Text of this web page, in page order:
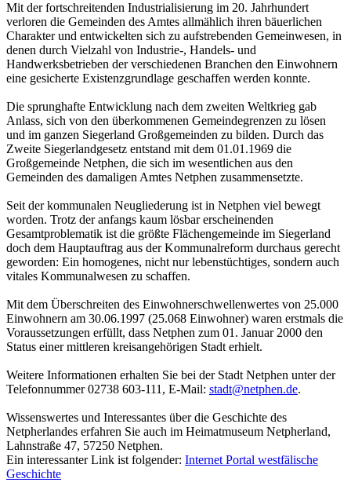
Mit der fortschreitenden Industrialisierung im 20. Jahrhundert
verloren die Gemeinden des Amtes allmählich ihren bäuerlichen
Charakter und entwickelten sich zu aufstrebenden Gemeinwesen, in
denen durch Vielzahl von Industrie-, Handels- und
Handwerksbetrieben der verschiedenen Branchen den Einwohnern
eine gesicherte Existenzgrundlage geschaffen werden konnte.
Die sprunghafte Entwicklung nach dem zweiten Weltkrieg gab
Anlass, sich von den überkommenen Gemeindegrenzen zu lösen
und im ganzen Siegerland Großgemeinden zu bilden. Durch das
Zweite Siegerlandgesetz entstand mit dem 01.01.1969 die
Großgemeinde Netphen, die sich im wesentlichen aus den
Gemeinden des damaligen Amtes Netphen zusammensetzte.
Seit der kommunalen Neugliederung ist in Netphen viel bewegt
worden. Trotz der anfangs kaum lösbar erscheinenden
Gesamtproblematik ist die größte Flächengemeinde im Siegerland
doch dem Hauptauftrag aus der Kommunalreform durchaus gerecht
geworden: Ein homogenes, nicht nur lebenstüchtiges, sondern auch
vitales Kommunalwesen zu schaffen.
Mit dem Überschreiten des Einwohnerschwellenwertes von 25.000
Einwohnern am 30.06.1997 (25.068 Einwohner) waren erstmals die
Voraussetzungen erfüllt, dass Netphen zum 01. Januar 2000 den
Status einer mittleren kreisangehörigen Stadt erhielt.
Weitere Informationen erhalten Sie bei der Stadt Netphen unter der
Telefonnummer 02738 603-111, E-Mail: stadt@netphen.de.
Wissenswertes und Interessantes über die Geschichte des
Netpherlandes erfahren Sie auch im Heimatmuseum Netpherland,
Lahnstraße 47, 57250 Netphen.
Ein interessanter Link ist folgender: Internet Portal westfälische
Geschichte